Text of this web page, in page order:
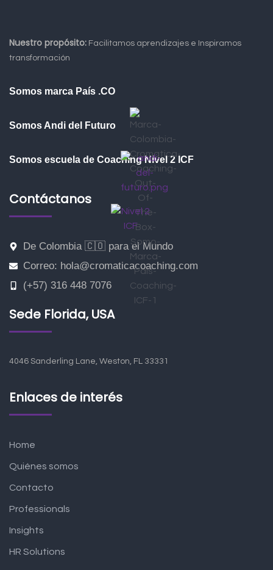
Nuestro propósito: Facilitamos aprendizajes e Inspiramos
transformación
Somos marca País .CO
Somos Andi del Futuro
Somos escuela de Coaching Nivel 2 ICF
Contáctanos
De Colombia 🇨🇴 para el Mundo
Correo: hola@cromaticacoaching.com
(+57) 316 448 7076
Sede Florida, USA
4046 Sanderling Lane, Weston, FL 33331
Enlaces de interés
Home
Quiénes somos
Contacto
Professionals
Insights
HR Solutions